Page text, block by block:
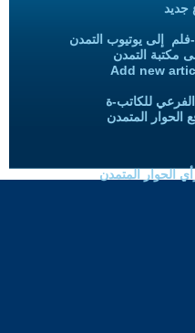
جديد
فلم إلى يوتيوب التمدن
مكتبة التمدن
Add new
للكاتب-ة
الحوار المتمدن
الحوار المتمدن